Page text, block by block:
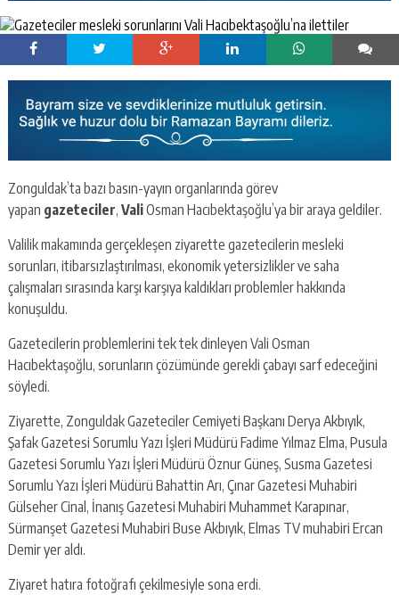
Zonguldak’ta bazı basın-yayın organlarında görev
yapan gazeteciler, ValiOsman Hacıbektaşoğlu’ya bir araya geldiler.
Valilik makamında gerçekleşen ziyarette gazetecilerin mesleki
sorunları, itibarsızlaştırılması, ekonomik yetersizlikler ve saha
çalışmaları sırasında karşı karşıya kaldıkları problemler hakkında
konuşuldu.
Gazetecilerin problemlerini tek tek dinleyen Vali Osman
Hacıbektaşoğlu, sorunların çözümünde gerekli çabayı sarf edeceğini
söyledi.
Ziyarette, Zonguldak Gazeteciler Cemiyeti Başkanı Derya Akbıyık,
Şafak Gazetesi Sorumlu Yazı İşleri Müdürü Fadime Yılmaz Elma, Pusula
Gazetesi Sorumlu Yazı İşleri Müdürü Öznur Güneş, Susma Gazetesi
Sorumlu Yazı İşleri Müdürü Bahattin Arı, Çınar Gazetesi Muhabiri
Gülseher Cinal, İnanış Gazetesi Muhabiri Muhammet Karapınar,
Sürmanşet Gazetesi Muhabiri Buse Akbıyık, Elmas TV muhabiri Ercan
Demir yer aldı.
Ziyaret hatıra fotoğrafı çekilmesiyle sona erdi.